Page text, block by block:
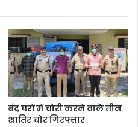
बंद घरों में चोरी करने वाले तीन
शातिर चोर गिरफ्तार